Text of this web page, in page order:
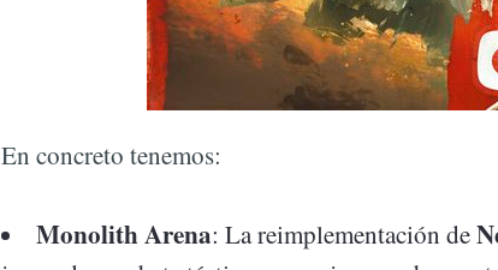
En concreto tenemos:
Monolith Arena: La reimplementación de